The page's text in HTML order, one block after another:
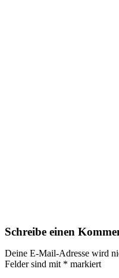
Schreibe einen
Deine E-Mail-Adresse wird
Felder sind mit * markiert